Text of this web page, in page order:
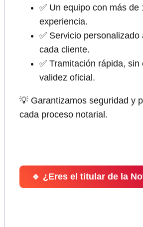
✅ Un equipo con más de
experiencia.
✅ Servicio personalizado
cada cliente.
✅ Tramitación rápida, sin
validez oficial.
💡 Garantizamos seguridad y
cada proceso notarial.
🔹 ¿Eres el titular de la